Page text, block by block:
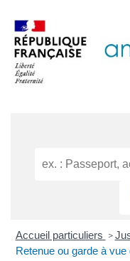
Accueil particuliers >
Retenue ou garde à vue